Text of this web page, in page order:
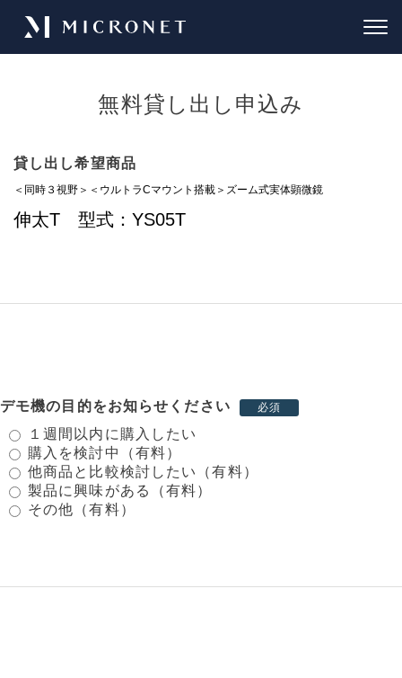
無料貸し出し申込み
貸し出し希望商品
デモ機の目的をお知らせください 必須
１週間以内に購入したい
購入を検討中（有料）
他商品と比較検討したい（有料）
製品に興味がある（有料）
その他（有料）